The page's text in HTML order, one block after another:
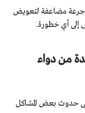
جرعة مضاعفة لتعويض
إلى أي خطورة.
من دواء
حدوث بعض المشاكل